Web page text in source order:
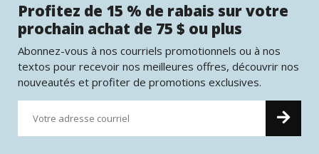
Profitez de 15 % de rabais sur votre
prochain achat de 75 $ ou plus
Abonnez-vous à nos courriels promotionnels ou à nos
textos pour recevoir nos meilleures offres, découvrir nos
nouveautés et profiter de promotions exclusives.